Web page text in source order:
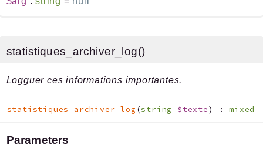
statistiques_archiver_log()
Logguer ces informations importantes.
statistiques_archiver_log (string $texte) :mixed
Parameters